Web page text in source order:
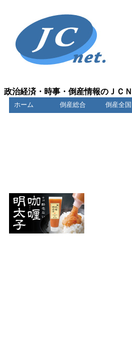
政治経済・時事・倒産情報のＪＣ
ホーム 倒産総合 倒産全国